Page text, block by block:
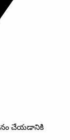
చేయడానికి